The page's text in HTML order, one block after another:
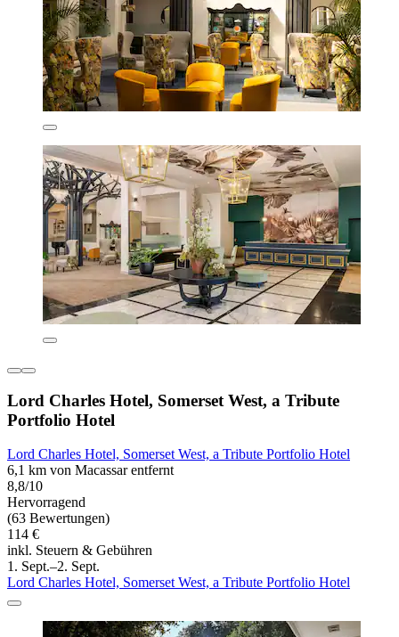
Lord Charles Hotel, Somerset West, a Tribute
Portfolio Hotel
Lord Charles Hotel, Somerset West, a Tribute Portfolio Hotel
6,1 km von Macassar entfernt
8,8/10
Hervorragend
(63 Bewertungen)
114 €
inkl. Steuern & Gebühren
1. Sept.–2. Sept.
Lord Charles Hotel, Somerset West, a Tribute Portfolio Hotel